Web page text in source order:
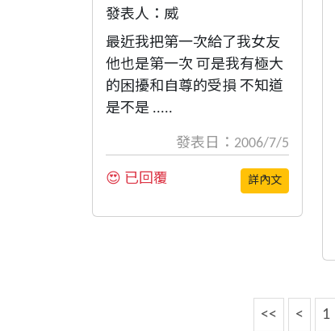
發表人：威
最近我把第一次給了我女友
他也是第一次 可是我有極大
的困擾和自尊的受損 不知道
是不是 .....
發表日：2006/7/5
😍 已回覆 詳內文
<< < 1